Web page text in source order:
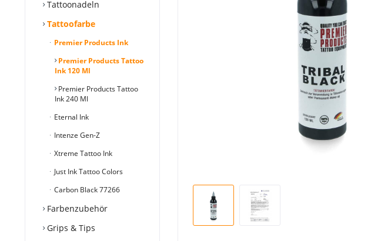
Tattoonadeln
Tattoofarbe
Premier Products Ink
Premier Products Tattoo
Ink 120 Ml
Premier Products Tattoo
Ink 240 Ml
Eternal Ink
Intenze Gen-Z
Xtreme Tattoo Ink
Just Ink Tattoo Colors
Carbon Black 77266
Farbenzubehör
Grips & Tips